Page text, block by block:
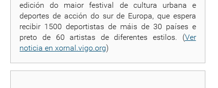
edición do maior festival de cultura urbana e
deportes de acción do sur de Europa, que espera
recibir 1500 deportistas de máis de 30 países e
preto de 60 artistas de diferentes estilos. (Ver
noticia en xornal.vigo.org)